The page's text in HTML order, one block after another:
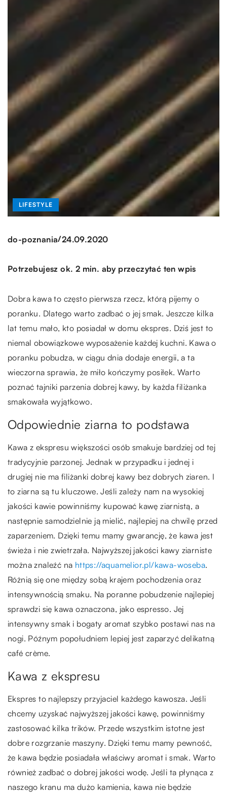
LIFESTYLE
do-poznania/24.09.2020
Potrzebujesz ok. 2 min. aby przeczytać ten wpis
Dobra kawa to często pierwsza rzecz, którą pijemy o
poranku. Dlatego warto zadbać o jej smak. Jeszcze kilka
lat temu mało, kto posiadał w domu ekspres. Dziś jest to
niemal obowiązkowe wyposażenie każdej kuchni. Kawa o
poranku pobudza, w ciągu dnia dodaje energii, a ta
wieczorna sprawia, że miło kończymy posiłek. Warto
poznać tajniki parzenia dobrej kawy, by każda filiżanka
smakowała wyjątkowo.
Odpowiednie ziarna to podstawa
Kawa z ekspresu większości osób smakuje bardziej od tej
tradycyjnie parzonej. Jednak w przypadku i jednej i
drugiej nie ma filiżanki dobrej kawy bez dobrych ziaren. I
to ziarna są tu kluczowe. Jeśli zależy nam na wysokiej
jakości kawie powinniśmy kupować kawę ziarnistą, a
następnie samodzielnie ją mielić, najlepiej na chwilę przed
zaparzeniem. Dzięki temu mamy gwarancję, że kawa jest
świeża i nie zwietrzała. Najwyższej jakości kawy ziarniste
można znaleźć na https://aquamelior.pl/kawa-woseba.
Różnią się one między sobą krajem pochodzenia oraz
intensywnością smaku. Na poranne pobudzenie najlepiej
sprawdzi się kawa oznaczona, jako espresso. Jej
intensywny smak i bogaty aromat szybko postawi nas na
nogi. Późnym popołudniem lepiej jest zaparzyć delikatną
café crème.
Kawa z ekspresu
Ekspres to najlepszy przyjaciel każdego kawosza. Jeśli
chcemy uzyskać najwyższej jakości kawę, powinniśmy
zastosować kilka trików. Przede wszystkim istotne jest
dobre rozgrzanie maszyny. Dzięki temu mamy pewność,
że kawa będzie posiadała właściwy aromat i smak. Warto
również zadbać o dobrej jakości wodę. Jeśli ta płynąca z
naszego kranu ma dużo kamienia, kawa nie będzie